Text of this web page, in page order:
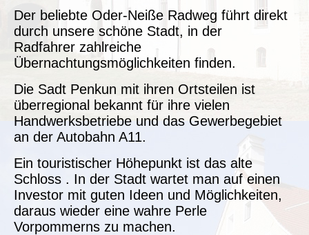
Der beliebte Oder-Neiße Radweg führt direkt
durch unsere schöne Stadt, in der
Radfahrer zahlreiche
Übernachtungsmöglichkeiten finden.
Die Sadt Penkun mit ihren Ortsteilen ist
überregional bekannt für ihre vielen
Handwerksbetriebe und das Gewerbegebiet
an der Autobahn A11.
Ein touristischer Höhepunkt ist das alte
Schloss . In der Stadt wartet man auf einen
Investor mit guten Ideen und Möglichkeiten,
daraus wieder eine wahre Perle
Vorpommerns zu machen.